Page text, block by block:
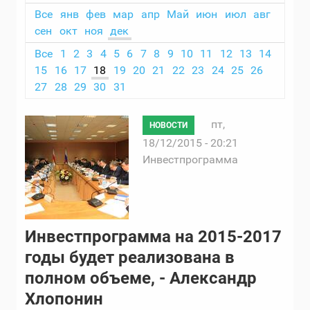
Все янв фев мар апр Май июн июл
авг
сен
окт ноя дек
Все
1 2 3 4 5 6 7 8 9 10 11 12 13
14
15
16 17 18 19 20 21 22 23 24 25 26
27
28 29 30 31
НОВОСТИ
пт,
18/12/2015 - 20:21
Инвестпрограмма
Инвестпрограмма на 2015-2017
годы будет реализована в
полном объеме, - Александр
Хлопонин